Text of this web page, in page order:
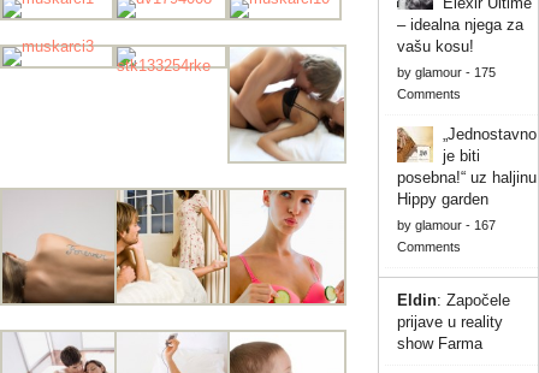
– idealna njega za
vašu kosu!
by glamour- 175
Comments
„Jednostavno
je biti
posebna!“ uz haljinu
Hippy garden
by glamour- 167
Comments
Eldin: Započele
prijave u reality
show Farma